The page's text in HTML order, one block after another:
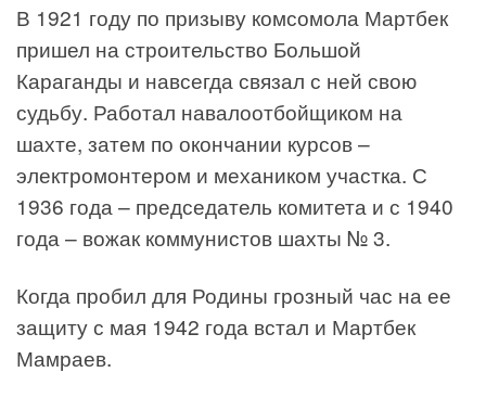
В 1921 году по призыву комсомола Мартбек
пришел на строительство Большой
Караганды и навсегда связал с ней свою
судьбу. Работал навалоотбойщиком на
шахте, затем по окончании курсов –
электромонтером и механиком участка. С
1936 года – председатель комитета и с 1940
года – вожак коммунистов шахты № 3.
Когда пробил для Родины грозный час на ее
защиту с мая 1942 года встал и Мартбек
Мамраев.